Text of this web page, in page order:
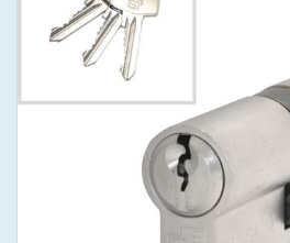
S2 CILINDERSLOTEN IN IEDERE
GEWENSTE MAAT MET
GENUMMERDE SLEUTELS